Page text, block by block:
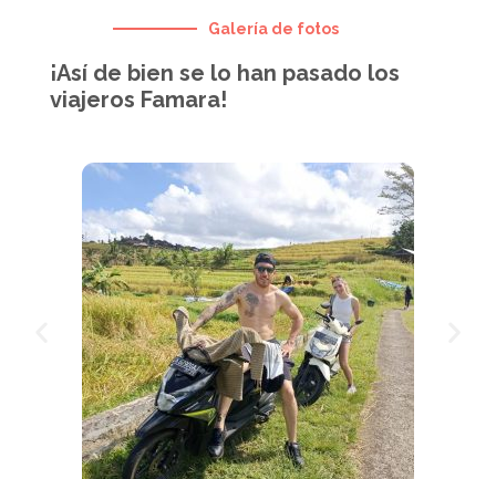
Galería de fotos
¡Así de bien se lo han pasado los
viajeros Famara!